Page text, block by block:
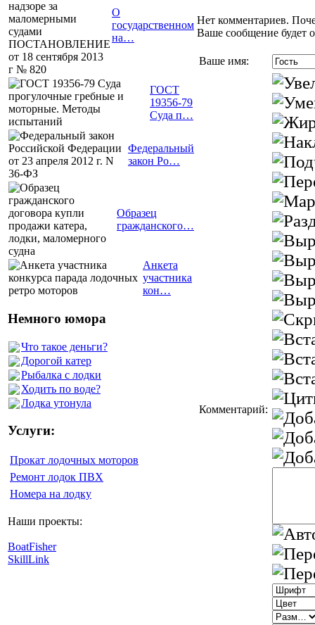
О
государственном
на…
ГОСТ
19356-79
Суда п…
Федеральный
закон Ро…
Образец
гражданского…
Анкета
участника
кон…
Немного юмора
Что такое деньги?
Дорогой катер
Рыбалка с лодки
Ходить по воде?
Лодка утонула
Услуги:
Прокат лодочных моторов
Ремонт лодок ПВХ
Номера на лодку
Наши проекты:
BoatFisher
SkillLink
Нет комментариев.
Ваше сообщение будет
Ваше имя:
Комментарий: